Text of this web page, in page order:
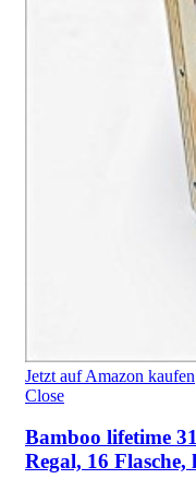
Jetzt auf Amazon kaufen
Close
Bamboo lifetime
Regal, 16 Flasche,